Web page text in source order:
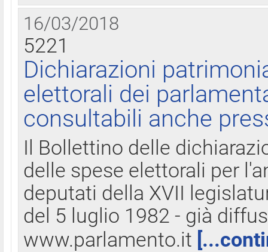
16/03/2018
5221
Dichiarazioni
elettorali dei
consultabili anche
Il Bollettino delle
delle spese elettorali per
deputati della XVII
del 5 luglio 1982 - già
www.parlamento.it